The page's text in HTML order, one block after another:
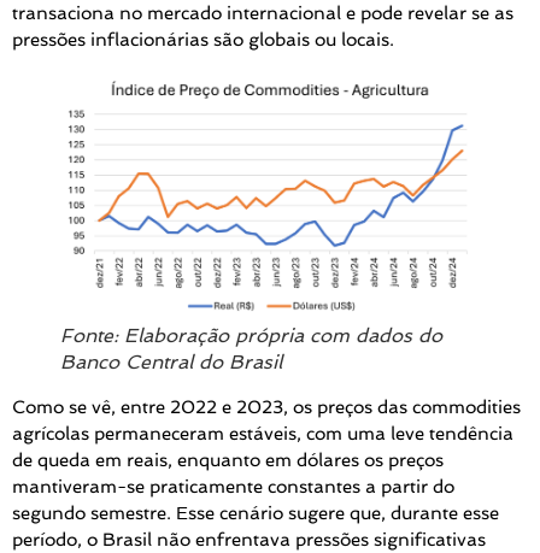
transaciona no mercado internacional e pode revelar se as
pressões inflacionárias são globais ou locais.
Fonte: Elaboração própria com dados do
Banco Central do Brasil
Como se vê, entre 2022 e 2023, os preços das commodities
agrícolas permaneceram estáveis, com uma leve tendência
de queda em reais, enquanto em dólares os preços
mantiveram-se praticamente constantes a partir do
segundo semestre. Esse cenário sugere que, durante esse
período, o Brasil não enfrentava pressões significativas